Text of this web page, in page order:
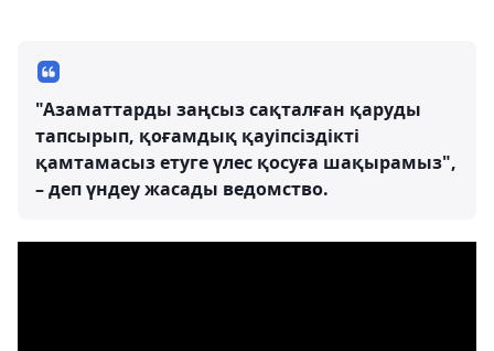
"Азаматтарды заңсыз сақталған қаруды
тапсырып, қоғамдық қауіпсіздікті
қамтамасыз етуге үлес қосуға шақырамыз",
– деп үндеу жасады ведомство.